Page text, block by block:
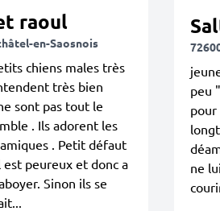
raoul
en-Saosnois
chiens males très
très bien
sont pas tout le
. Ils adorent les
. Petit défaut
est peureux et donc a
Sinon ils se
peu
pour
ne